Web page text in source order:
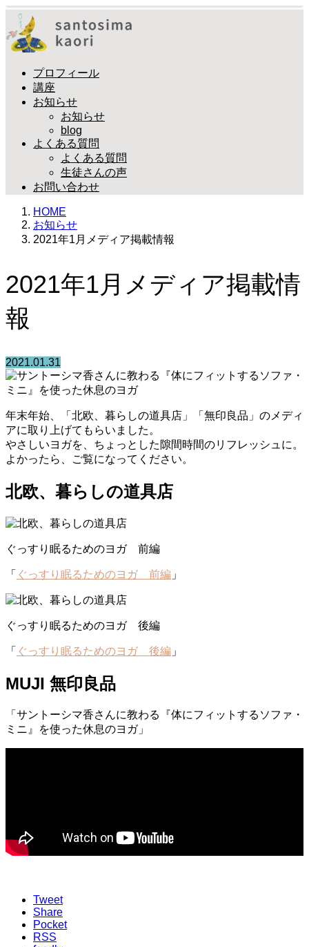
プロフィール
講座
お知らせ
お知らせ
blog
よくある質問
よくある質問
生徒さんの声
お問い合わせ
HOME
お知らせ
2021年1月メディア掲載情報
2021年1月メディア掲載情
報
2021.01.31
年末年始、「北欧、暮らしの道具店」「無印良品」のメディ
アに取り上げてもらいました。
やさしいヨガを、ちょっとした隙間時間のリフレッシュに。
よかったら、ご覧になってください。
北欧、暮らしの道具店
ぐっすり眠るためのヨガ 前編
「 ぐっすり眠るためのヨガ 前編 」
ぐっすり眠るためのヨガ 後編
「 ぐっすり眠るためのヨガ 後編 」
MUJI 無印良品
「サントーシマ香さんに教わる『体にフィットするソファ・
ミニ』を使った休息のヨガ」
Tweet
Share
Pocket
RSS